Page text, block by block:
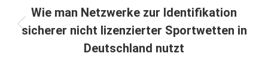
navigation
Previous
post:
Wie man Netzwerke zur Identifikation
sicherer nicht lizenzierter Sportwetten in
Deutschland nutzt